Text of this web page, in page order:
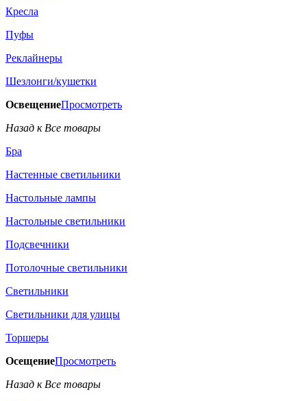
Кресла
Пуфы
Реклайнеры
Шезлонги/кушетки
ОсвещениеПросмотреть
Назад к Все товары
Бра
Настенные светильники
Настольные лампы
Настольные светильники
Подсвечники
Потолочные светильники
Светильники
Светильники для улицы
Торшеры
ОсещениеПросмотреть
Назад к Все товары